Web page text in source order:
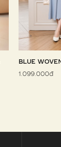
BLUE
1.099.000đ